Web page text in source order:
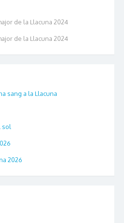
de la Llacuna 2024
de la Llacuna 2024
sang a la Llacuna
sol
2026